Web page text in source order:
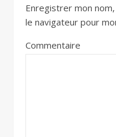
Enregistrer mon
le navigateur pour
Commentaire